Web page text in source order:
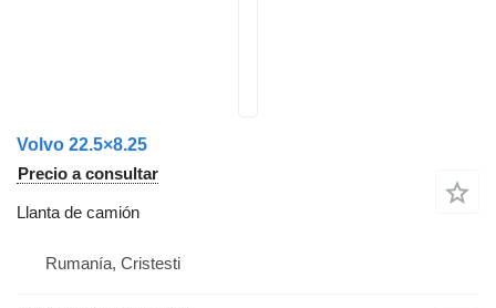
Volvo 22.5×8.25
Precio a consultar
Llanta de camión
Rumanía, Cristesti